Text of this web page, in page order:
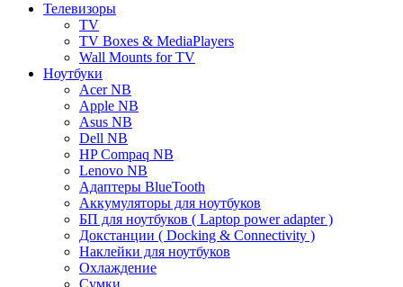
Телевизоры
TV
TV Boxes & MediaPlayers
Wall Mounts for TV
Ноутбуки
Acer NB
Apple NB
Asus NB
Dell NB
HP Compaq NB
Lenovo NB
Адаптеры BlueTooth
Аккумуляторы для ноутбуков
БП для ноутбуков ( Laptop power adapter )
Докстанции ( Docking & Connectivity )
Наклейки для ноутбуков
Охлаждение
Сумки